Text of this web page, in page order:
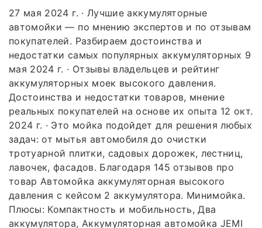
27 мая 2024 г. · Лучшие аккумуляторные
автомойки — по мнению экспертов и по отзывам
покупателей. Разбираем достоинства и
недостатки самых популярных аккумуляторных 9
мая 2024 г. · Отзывы владельцев и рейтинг
аккумуляторных моек высокого давления.
Достоинства и недостатки товаров, мнение
реальных покупателей на основе их опыта 12 окт.
2024 г. · Это мойка подойдет для решения любых
задач: от мытья автомобиля до очистки
тротуарной плитки, садовых дорожек, лестниц,
лавочек, фасадов. Благодаря 145 отзывов про
товар Автомойка аккумуляторная высокого
давления с кейсом 2 аккумулятора. Минимойка.
Плюсы: Компактность и мобильность, Два
аккумулятора, Аккумуляторная автомойка JEMI